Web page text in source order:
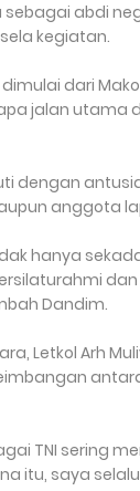
abdi
kegiatan.
dari
jalan utama
dengan
anggota
hanya
Dandim.
Letkol Arh
TNI sering
itu, saya